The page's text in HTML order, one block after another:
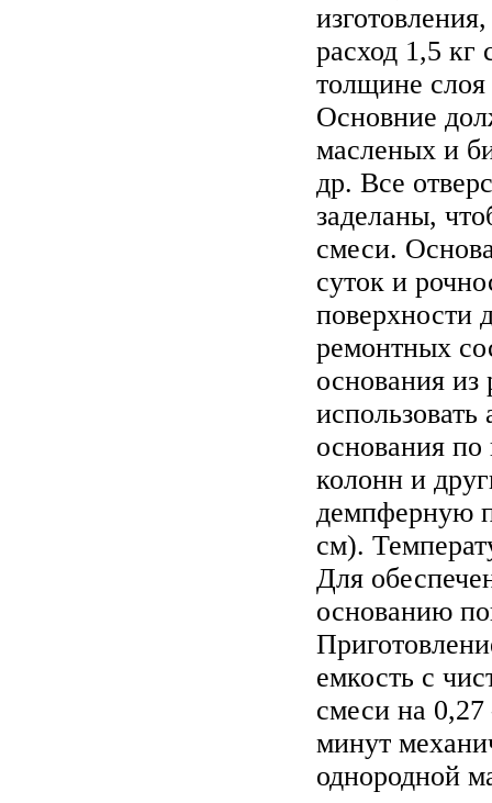
расход 1,5 кг
толщине
Основние
масленых и
др. Все
заделаны,
смеси.
суток и
ремонтных
основания из
основания
колонн и
демпферную
см).
Для
основанию
емкость с
смеси на 0,27
минут
однородной